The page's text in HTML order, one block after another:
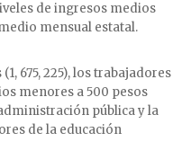
de ingresos medios
mensual estatal.
675, 225), los trabajadores
menores a 500 pesos
pública y la
de la educación